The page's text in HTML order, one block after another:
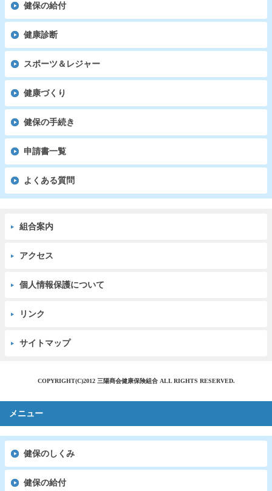
健保の給付
健康診断
スポーツ＆レジャー
健康づくり
健保の手続き
申請書一覧
よくある質問
組合案内
アクセス
個人情報保護について
リンク
サイトマップ
COPYRIGHT(C)2012 三陽商会健康保険組合 ALL RIGHTS RESERVED.
メニュー
健保のしくみ
健保の給付